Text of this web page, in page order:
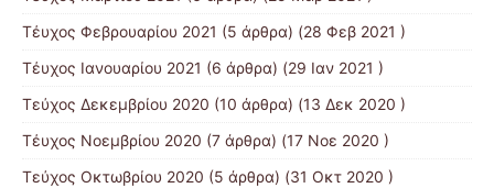
Τέυχος Φεβρουαρίου 2021 (5 άρθρα) (28 Φεβ 2021 )
Τέυχος Ιανουαρίου 2021 (6 άρθρα) (29 Ιαν 2021 )
Τεύχος Δεκεμβρίου 2020 (10 άρθρα) (13 Δεκ 2020 )
Τέυχος Νοεμβρίου 2020 (7 άρθρα) (17 Νοε 2020 )
Τεύχος Οκτωβρίου 2020 (5 άρθρα) (31 Οκτ 2020 )